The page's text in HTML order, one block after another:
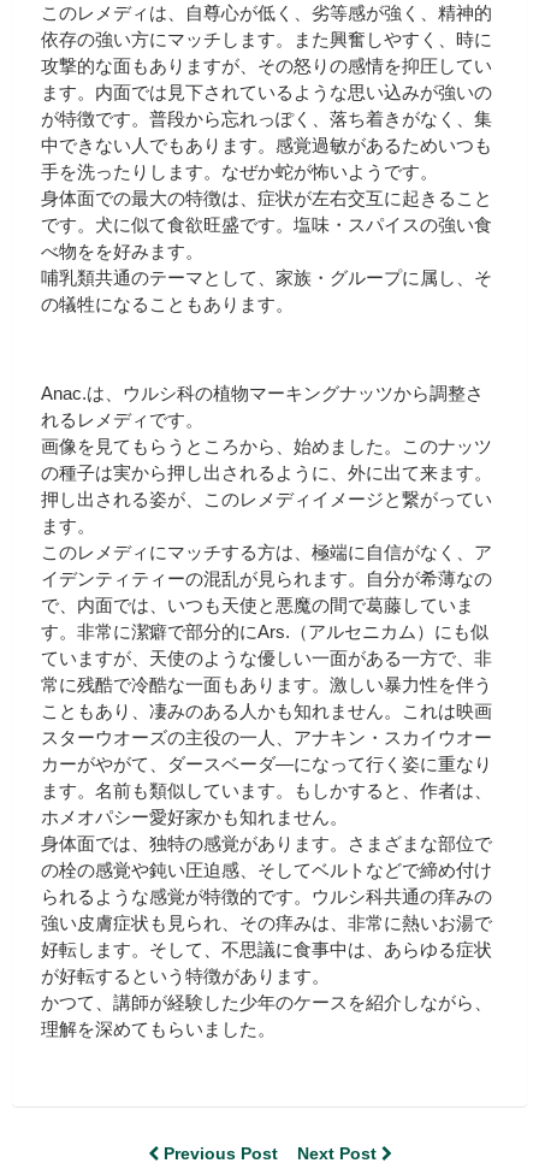
このレメディは、自尊心が低く、劣等感が強く、精神的
依存の強い方にマッチします。また興奮しやすく、時に
攻撃的な面もありますが、その怒りの感情を抑圧してい
ます。内面では見下されているような思い込みが強いの
が特徴です。普段から忘れっぽく、落ち着きがなく、集
中できない人でもあります。感覚過敏があるためいつも
手を洗ったりします。なぜか蛇が怖いようです。
身体面での最大の特徴は、症状が左右交互に起きること
です。犬に似て食欲旺盛です。塩味・スパイスの強い食
べ物をを好みます。
哺乳類共通のテーマとして、家族・グループに属し、そ
の犠牲になることもあります。
Anac.は、ウルシ科の植物マーキングナッツから調整さ
れるレメディです。
画像を見てもらうところから、始めました。このナッツ
の種子は実から押し出されるように、外に出て来ます。
押し出される姿が、このレメディイメージと繋がってい
ます。
このレメディにマッチする方は、極端に自信がなく、ア
イデンティティーの混乱が見られます。自分が希薄なの
で、内面では、いつも天使と悪魔の間で葛藤していま
す。非常に潔癖で部分的にArs.（アルセニカム）にも似
ていますが、天使のような優しい一面がある一方で、非
常に残酷で冷酷な一面もあります。激しい暴力性を伴う
こともあり、凄みのある人かも知れません。これは映画
スターウオーズの主役の一人、アナキン・スカイウオー
カーがやがて、ダースベーダ―になって行く姿に重なり
ます。名前も類似しています。もしかすると、作者は、
ホメオパシー愛好家かも知れません。
身体面では、独特の感覚があります。さまざまな部位で
の栓の感覚や鈍い圧迫感、そしてベルトなどで締め付け
られるような感覚が特徴的です。ウルシ科共通の痒みの
強い皮膚症状も見られ、その痒みは、非常に熱いお湯で
好転します。そして、不思議に食事中は、あらゆる症状
が好転するという特徴があります。
かつて、講師が経験した少年のケースを紹介しながら、
理解を深めてもらいました。
Previous Post Next Post